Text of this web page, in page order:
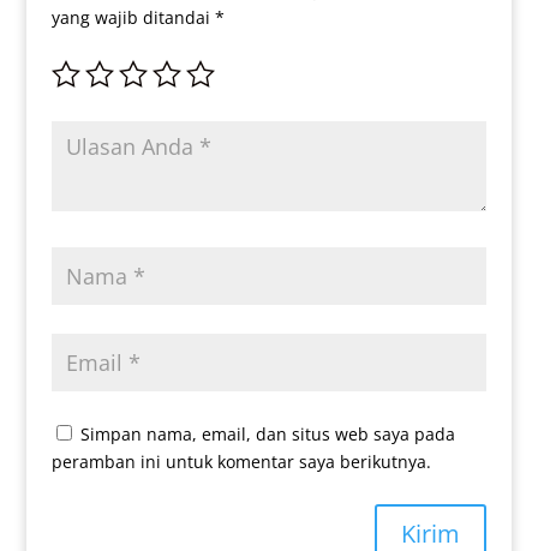
yang wajib ditandai *
Simpan nama, email, dan situs web saya pada
peramban ini untuk komentar saya berikutnya.
Kirim